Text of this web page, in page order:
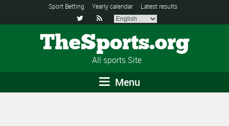
Sport Betting Yearly calendar Latest results
 
TheSports.org
All sports Site
Menu